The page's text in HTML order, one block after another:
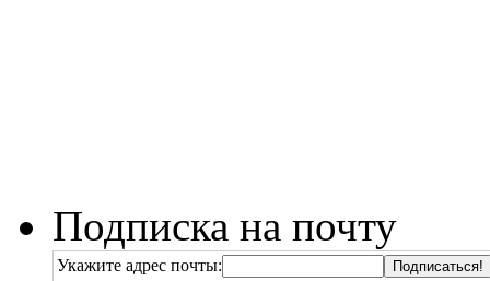
Подписка на почту
Укажите адрес почты: